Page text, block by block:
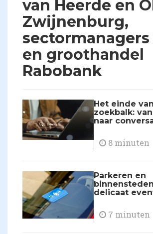
van Heerde en
Zwijnenburg,
en groothandel
Rabobank
Het einde
zoekbalk:
naar
8 minuten
Parkeren en
delicaat
7 minuten